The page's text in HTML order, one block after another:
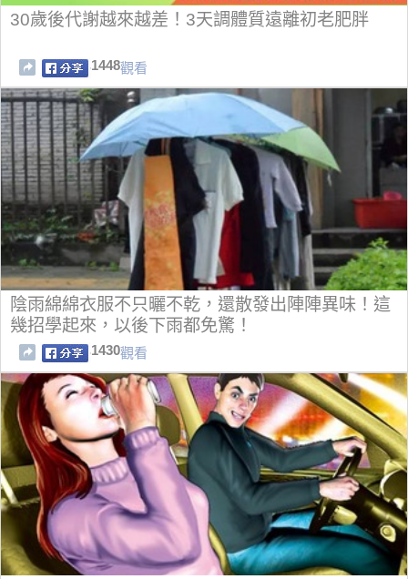
30歲後代謝越來越差！3天調體質遠離初老肥胖
1448觀看
陰雨綿綿衣服不只曬不乾，還散發出陣陣異味！這
幾招學起來，以後下雨都免驚！
1430觀看